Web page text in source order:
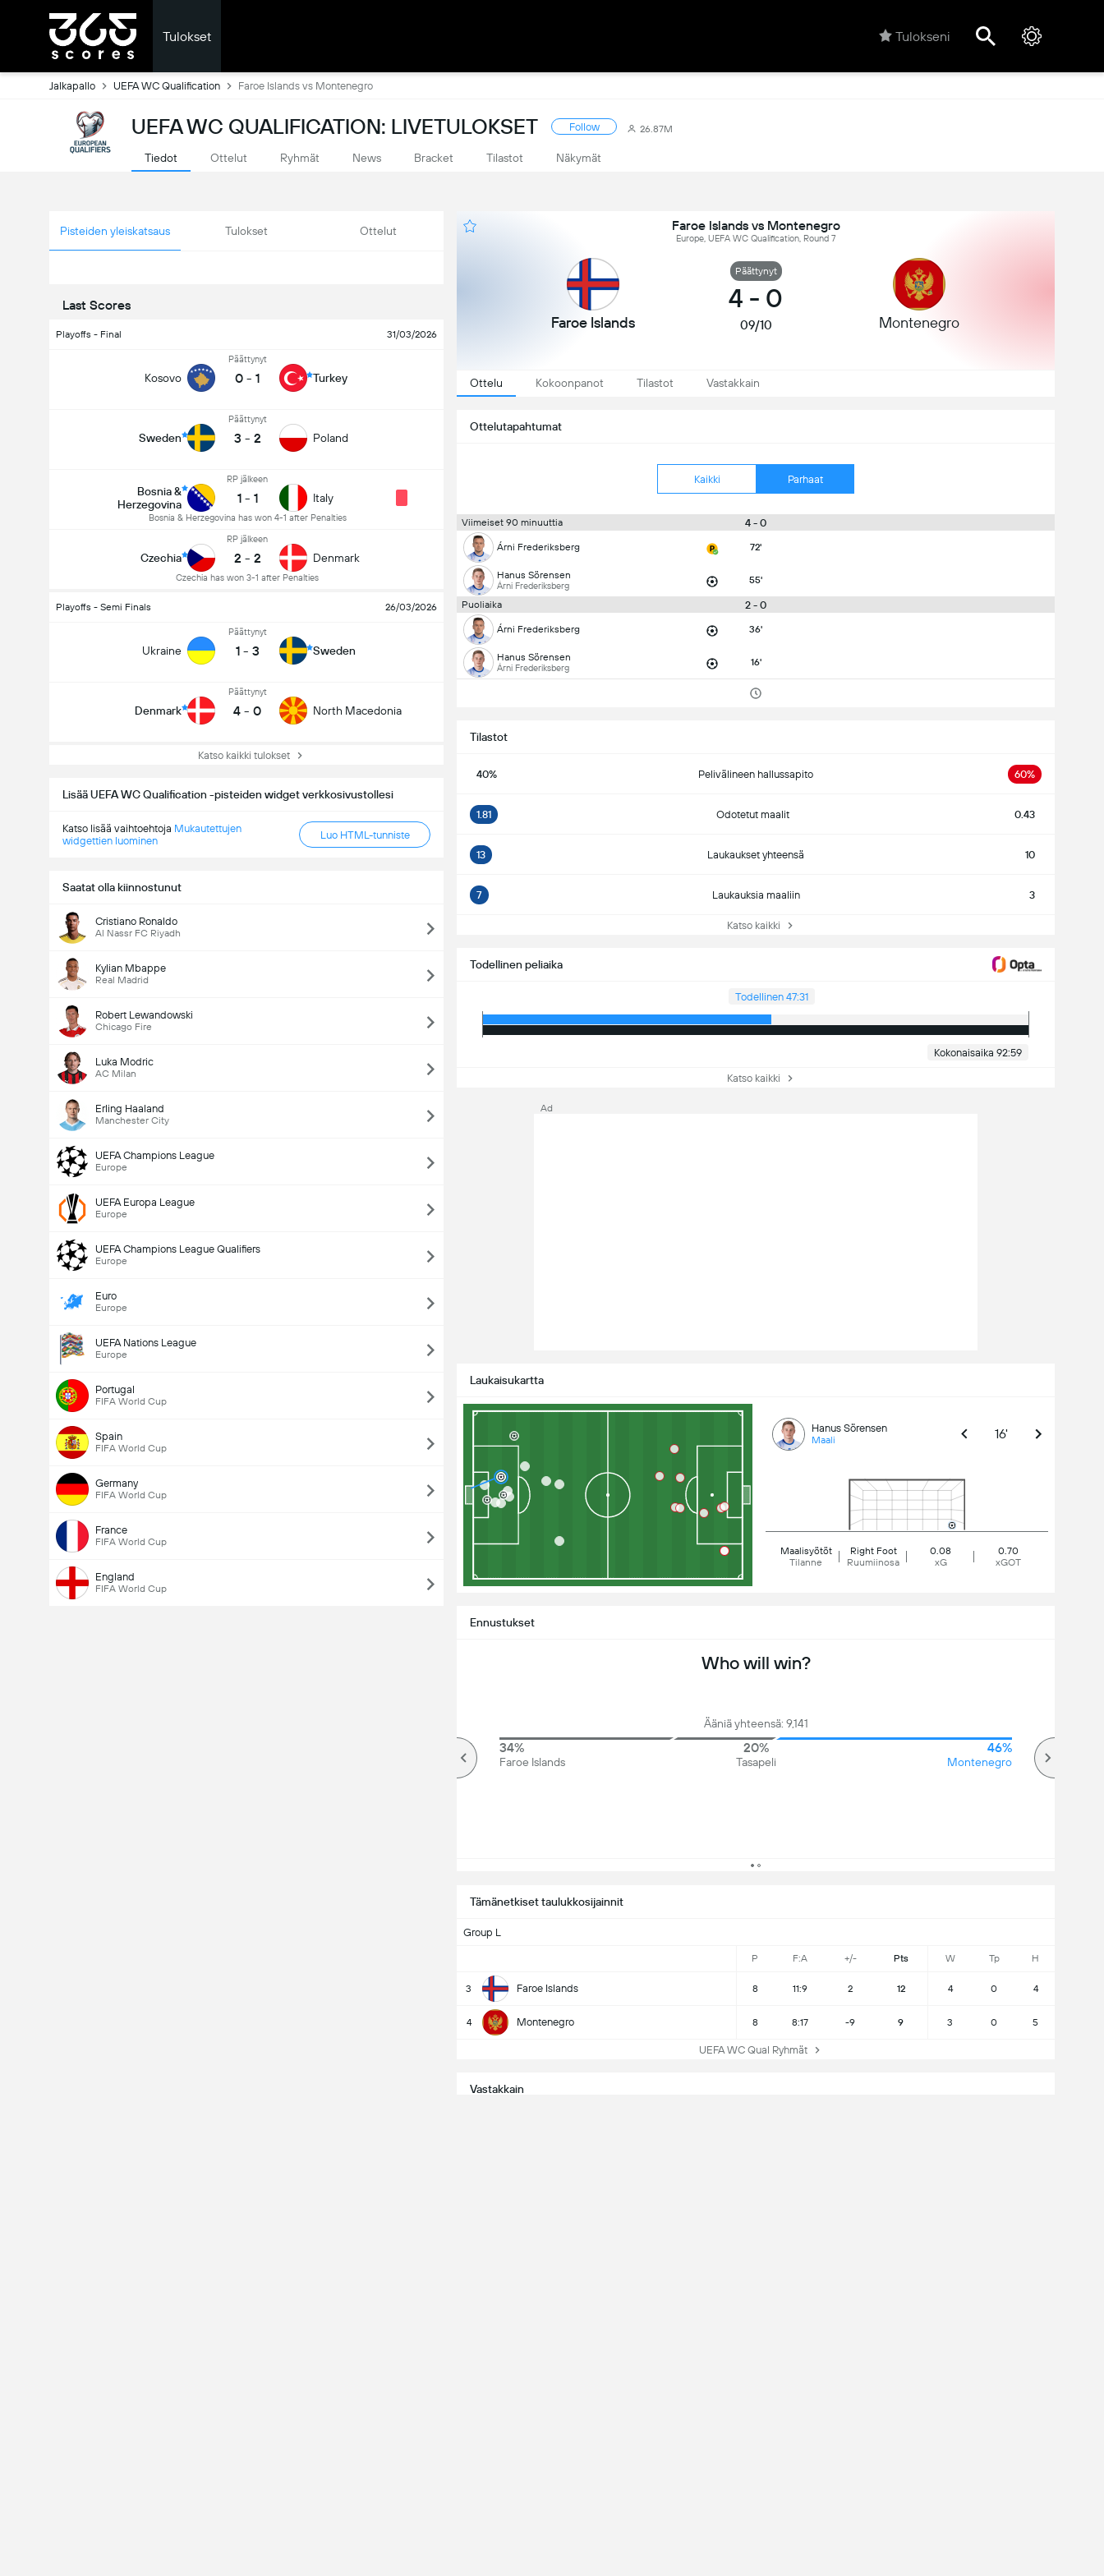
Tulokset Tulokseni
Jalkapallo UEFA WC Qualification Faroe Islands vs Montenegro
UEFA WC QUALIFICATION: LIVETULOKSET Follow 26.87M
Tiedot Ottelut Ryhmät News Bracket Tilastot Näkymät
Pisteiden yleiskatsaus Tulokset Ottelut
Last Scores
Playoffs - Final 31/03/2026
Kosovo
Päättynyt
0 - 1 Turkey
Sweden
Päättynyt
3 - 2 Poland
Bosnia &
Herzegovina
RP jälkeen
1 - 1
Bosnia & Herzegovina has won 4-1 after Penalties
Italy
Czechia
RP jälkeen
2 - 2
Czechia has won 3-1 after Penalties
Denmark
Playoffs - Semi Finals 26/03/2026
Ukraine
Päättynyt
1 - 3 Sweden
Denmark
Päättynyt
4 - 0 North Macedonia
Katso kaikki tulokset
Lisää UEFA WC Qualification -pisteiden widget verkkosivustollesi
Katso lisää vaihtoehtoja Mukautettujen
widgettien luominen
Luo HTML-tunniste
Saatat olla kiinnostunut
Cristiano Ronaldo
Al Nassr FC Riyadh
Kylian Mbappe
Real Madrid
Robert Lewandowski
Chicago Fire
Luka Modric
AC Milan
Erling Haaland
Manchester City
UEFA Champions League
Europe
UEFA Europa League
Europe
UEFA Champions League Qualifiers
Europe
Euro
Europe
UEFA Nations League
Europe
Portugal
FIFA World Cup
Spain
FIFA World Cup
Germany
FIFA World Cup
France
FIFA World Cup
England
FIFA World Cup
Faroe Islands vs Montenegro
Europe, UEFA WC Qualification, Round 7
Faroe Islands
Päättynyt
4 - 0
09/10 Montenegro
Ottelu Kokoonpanot Tilastot Vastakkain
Ottelutapahtumat
Kaikki Parhaat
Viimeiset 90 minuuttia 4 - 0
Árni Frederiksberg 72'
Hanus Sörensen
Árni Frederiksberg 55'
Puoliaika 2 - 0
Árni Frederiksberg 36'
Hanus Sörensen
Árni Frederiksberg 16'
Tilastot
40% Pelivälineen hallussapito 60%
1.81 Odotetut maalit 0.43
13 Laukaukset yhteensä 10
7 Laukauksia maaliin 3
Katso kaikki
Todellinen peliaika
Todellinen 47:31
Kokonaisaika 92:59
Katso kaikki
Laukaisukartta
Hanus Sörensen
Maali 16'
Maalisyötöt
Tilanne
Right Foot
Ruumiinosa
0.08
xG
0.70
xGOT
Tämänetkiset taulukkosijainnit
Group L
P F:A +/- Pts W Tp H
3 Faroe Islands 8 11:9 2 12 4 0 4
4 Montenegro 8 8:17 -9 9 3 0 5
UEFA WC Qual Ryhmät
Ennustukset
Who will win?
Ääniä yhteensä: 9,141
34%
Faroe Islands
20%
Tasapeli
46%
Montenegro
Vastakkain
Ad